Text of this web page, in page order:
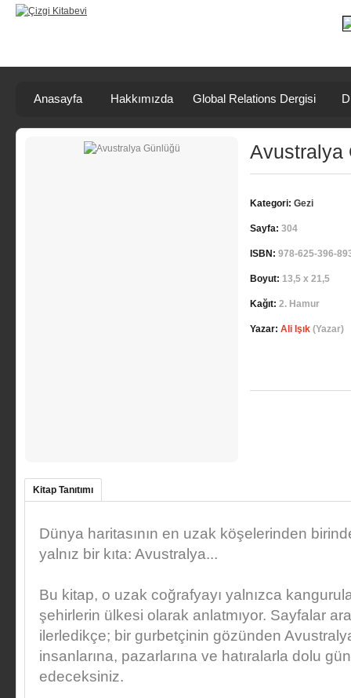
Anasayfa Hakkımızda Global Relations Dergisi
Avustralya
Kategori: Gezi
Sayfa: 304
ISBN: 978-625-396-
Boyut: 13,5 x 21,5
Kağıt: 2. Hamur
Yazar: Ali Işık (Yazar)
Kitap Tanıtımı
Dünya haritasının en uzak köşelerinden
yalnız bir kıta: Avustralya...
Bu kitap, o uzak coğrafyayı yalnızca
şehirlerin ülkesi olarak anlatmıyor. Sayfalar
ilerledikçe; bir gurbetçinin gözünden
insanlarına, pazarlarına ve hatıralarla dolu
edeceksiniz.